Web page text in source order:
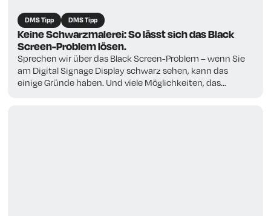
DMS Tipp DMS Tipp
Keine Schwarzmalerei: So lässt sich das Black
Screen-Problem lösen.
Sprechen wir über das Black Screen-Problem – wenn Sie
am Digital Signage Display schwarz sehen, kann das
einige Gründe haben. Und viele Möglichkeiten, das